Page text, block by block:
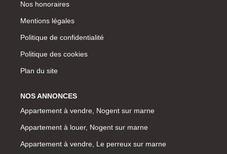
Nos honoraires
Mentions légales
Politique de confidentialité
Politique des cookies
Plan du site
NOS ANNONCES
Appartement à vendre, Nogent sur marne
Appartement à louer, Nogent sur marne
Appartement à vendre, Le perreux sur marne